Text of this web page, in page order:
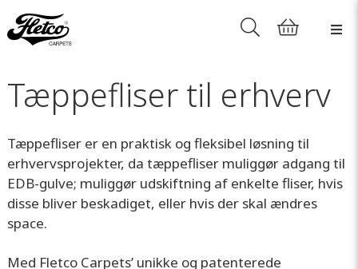
Tæppefliser til erhverv
Tæppefliser er en praktisk og fleksibel løsning til
erhvervsprojekter, da tæppefliser muliggør adgang til
EDB-gulve; muliggør udskiftning af enkelte fliser, hvis
disse bliver beskadiget, eller hvis der skal ændres
space.
Med Fletco Carpets’ unikke og patenterede